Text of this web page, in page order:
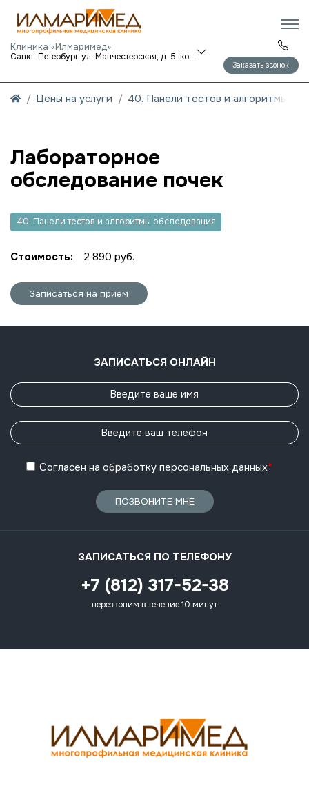
Клиника «Илмаримед»
Санкт-Петербург ул. Манчестерская, д. 5, корп. 1
Заказать звонок
Цены на услуги 40. Панели тестов и алгоритмы
Лабораторное
обследование почек
40. Панели тестов и алгоритмы обследования
Стоимость: 2 890 руб.
Записаться на прием
ЗАПИСАТЬСЯ ОНЛАЙН
Согласен на обработку персональных данных*
ПОЗВОНИТЕ МНЕ
ЗАПИСАТЬСЯ ПО ТЕЛЕФОНУ
+7 (812) 317-52-38
перезвоним в течение 10 минут